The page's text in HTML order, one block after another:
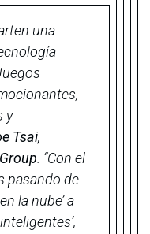
una
y
Tsai,
. “Con el
pasando de
la nube’ a